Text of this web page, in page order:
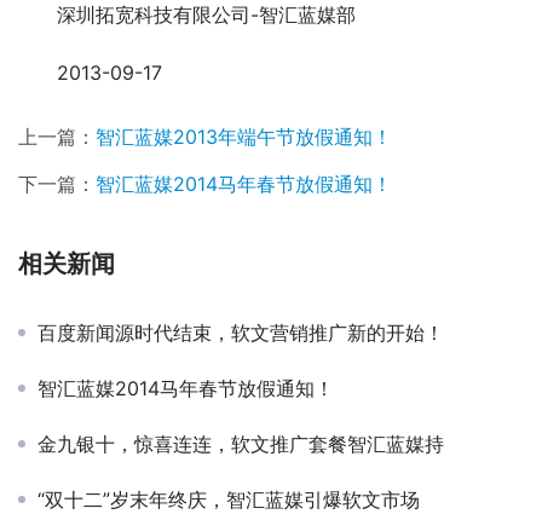
深圳拓宽科技有限公司-智汇蓝媒部
2013-09-17
上一篇： 智汇蓝媒2013年端午节放假通知！
下一篇： 智汇蓝媒2014马年春节放假通知！
相关新闻
百度新闻源时代结束，软文营销推广新的开始！
智汇蓝媒2014马年春节放假通知！
金九银十，惊喜连连，软文推广套餐智汇蓝媒持
“双十二”岁末年终庆，智汇蓝媒引爆软文市场